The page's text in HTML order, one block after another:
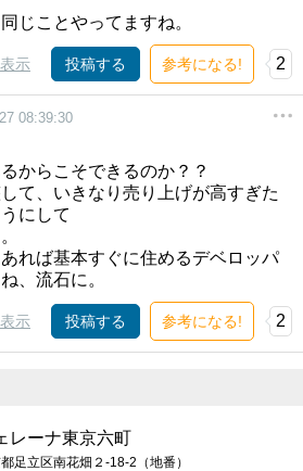
じことやってますね。
示 投稿する 参考になる! 2
08:39:30
からこそできるのか？？
て、いきなり売り上げが高すぎた
にして
れば基本すぐに住めるデベロッパ
、流石に。
示 投稿する 参考になる! 2
レーナ東京六町
足立区南花畑２-18-2（地番）